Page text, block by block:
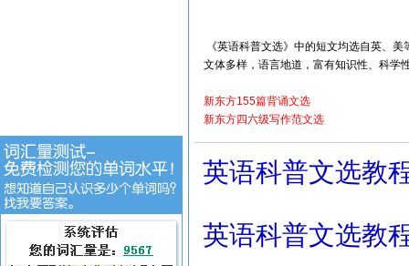
《英语科普文选》中的短文均选自英、
文体多样，语言地道，富有知识性、科学
新东方155篇背诵文选
新东方四六级写作范文选
英语科普文选教
英语科普文选教